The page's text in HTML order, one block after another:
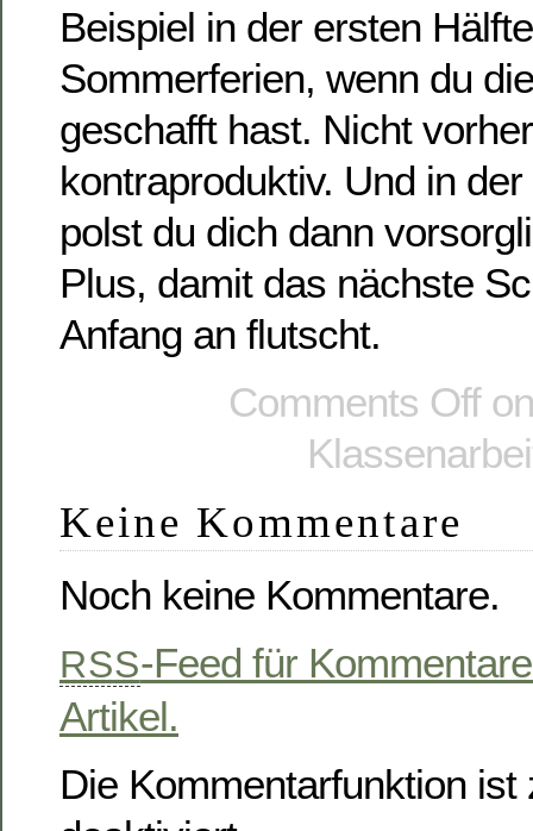
Beispiel in der ersten
Sommerferien, wenn du
geschafft hast. Nicht
kontraproduktiv. Und in
polst du dich dann
Plus, damit das nächste
Anfang an flutscht.
Comments Off
Keine Kommentare
Noch keine Kommentare.
RSS-Feed für
Artikel.
Die Kommentarfunktion ist